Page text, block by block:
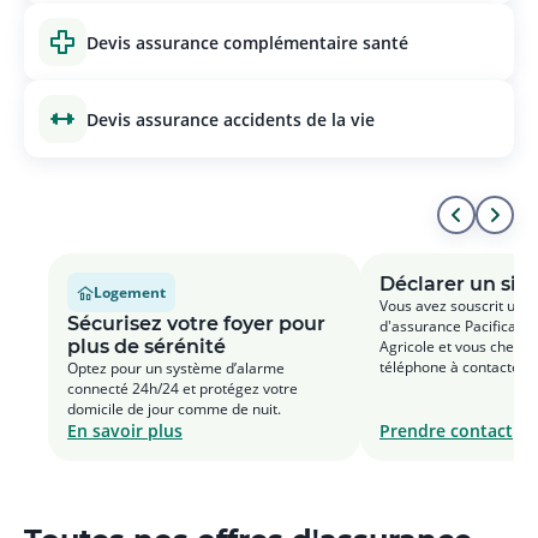
devis assurance complémentaire santé
devis assurance accidents de la vie
Aller
au
début
de
liste
à
la
fin
la
Logement
Sécurisez votre foyer pour
plus de sérénité
Optez pour un système d’alarme
connecté 24h/24 et protégez votre
domicile de jour comme de nuit.
En savoir plus
Déclarer un
Vous avez souscrit un
d'assurance Pacifica
Agricole et vous
téléphone à contacter
Prendre contact